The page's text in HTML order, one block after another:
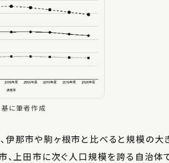
に筆者作成
伊那市や駒ヶ根市と比べると規模の大
市、上田市に次ぐ人口規模を誇る自治